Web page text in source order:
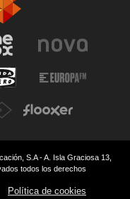
S.A - A. Isla Graciosa 13,
todos los derechos
Política de cookies